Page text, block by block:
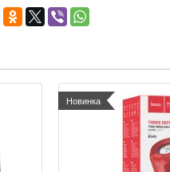
Новинка